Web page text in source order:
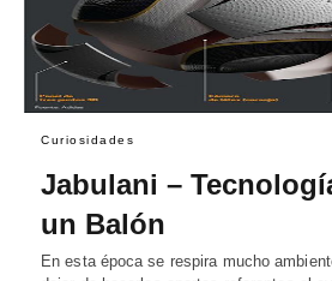
Curiosidades
Jabulani –
un Balón
En esta época se respira mucho